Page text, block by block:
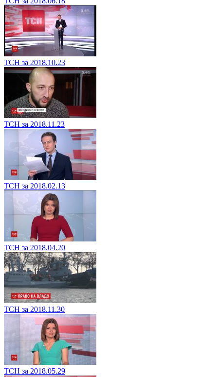
ТСН за 2018.10.23
ТСН за 2018.11.23
ТСН за 2018.02.13
ТСН за 2018.04.20
ТСН за 2018.11.30
ТСН за 2018.05.29